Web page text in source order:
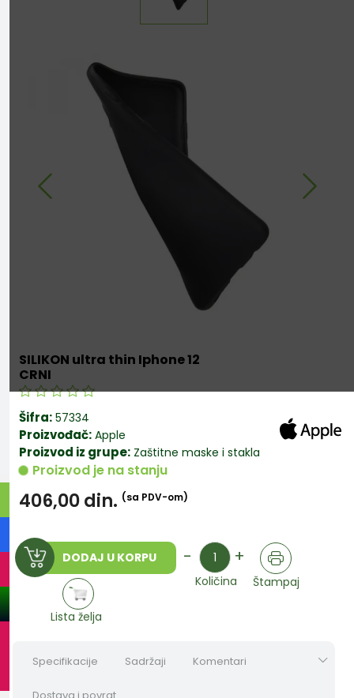
SILIKON ultra thin Iphone 12
CRNI
Šifra: 57334
Proizvođač: Apple
Proizvod iz grupe: Zaštitne maske i stakla
Proizvod je na stanju
406,00din. (sa PDV-om)
DODAJ U KORPU - Količina +
Količina Štampaj
Lista želja
Specifikacije Sadržaji Komentari
Dostava i povrat